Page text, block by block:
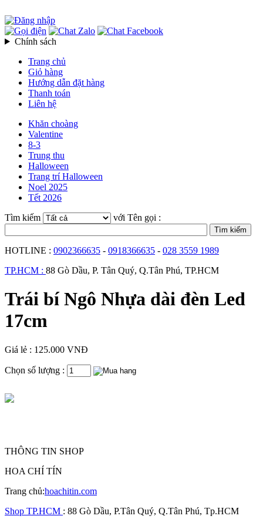
Chính sách
Trang chủ
Giỏ hàng
Hướng dẫn đặt hàng
Thanh toán
Liên hệ
Khăn choàng
Valentine
8-3
Trung thu
Halloween
Trang trí Halloween
Noel 2025
Tết 2026
Tìm kiếm
với Tên gọi :
HOTLINE : 0902366635 - 0918366635 - 028 3559 1989
TP.HCM : 88 Gò Dầu, P. Tân Quý, Q.Tân Phú, TP.HCM
Trái bí Ngô Nhựa dài đèn Led
17cm
Giá lẻ : 125.000 VNĐ
Chọn số lượng :
THÔNG TIN SHOP
HOA CHÍ TÍN
Trang chủ:hoachitin.com
Shop TP.HCM : 88 Gò Dầu, P.Tân Quý, Q.Tân Phú, Tp.HCM